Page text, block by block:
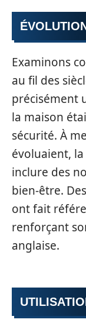
Examinons
au fil des
précisément
la maison
sécurité. À
évoluaient,
inclure des
bien-être.
ont fait
renforçant
anglaise.